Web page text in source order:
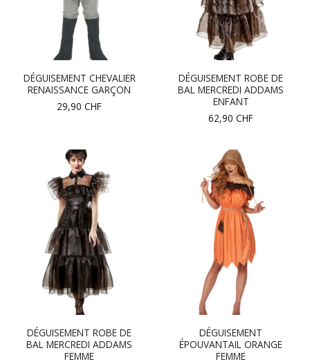
DÉGUISEMENT CHEVALIER
RENAISSANCE GARÇON
29,90 CHF
DÉGUISEMENT ROBE DE
BAL MERCREDI ADDAMS
ENFANT
62,90 CHF
DÉGUISEMENT ROBE DE
BAL MERCREDI ADDAMS
FEMME
DÉGUISEMENT
ÉPOUVANTAIL ORANGE
FEMME